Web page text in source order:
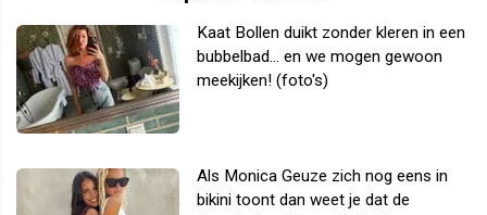
Kaat Bollen duikt zonder kleren in een
bubbelbad... en we mogen gewoon
meekijken! (foto's)
Als Monica Geuze zich nog eens in
bikini toont dan weet je dat de